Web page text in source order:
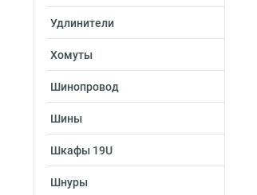
Удлинители
Хомуты
Шинопровод
Шины
Шкафы 19U
Шнуры